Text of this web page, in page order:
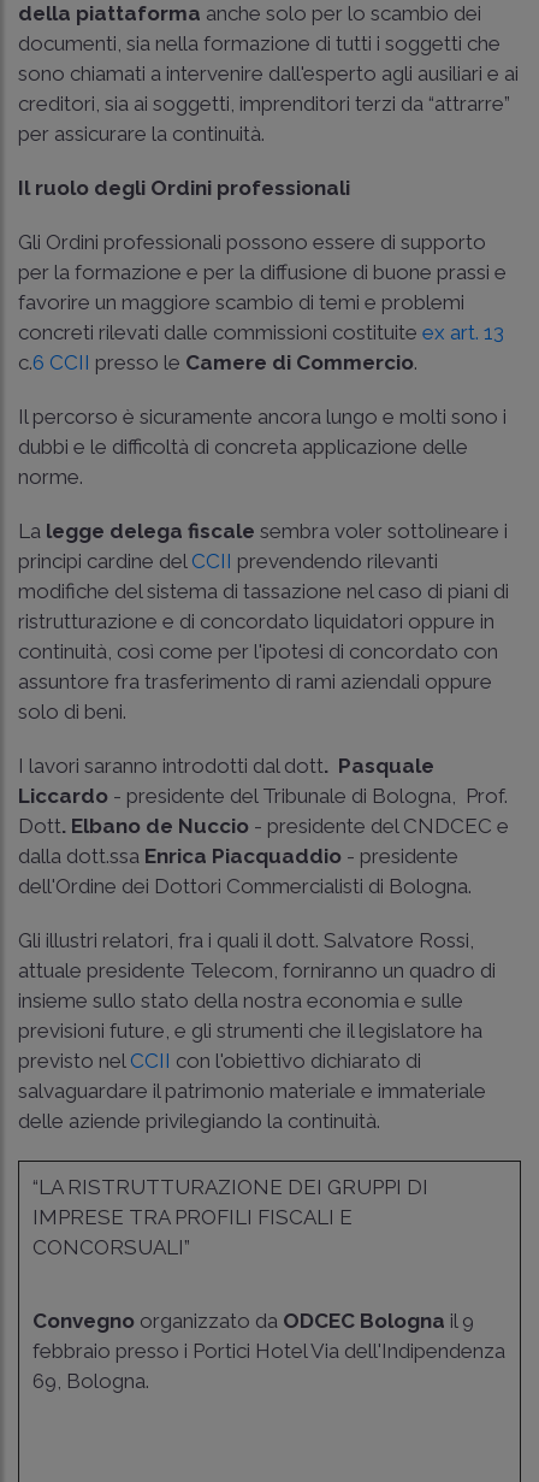
della piattaforma anche solo per lo scambio dei
documenti, sia nella formazione di tutti i soggetti che
sono chiamati a intervenire dall'esperto agli ausiliari e ai
creditori, sia ai soggetti, imprenditori terzi da “attrarre”
per assicurare la continuità.
Il ruolo degli Ordini professionali
Gli Ordini professionali possono essere di supporto
per la formazione e per la diffusione di buone prassi e
favorire un maggiore scambio di temi e problemi
concreti rilevati dalle commissioni costituite ex art. 13
c.6 CCII presso le Camere di Commercio.
Il percorso è sicuramente ancora lungo e molti sono i
dubbi e le difficoltà di concreta applicazione delle
norme.
La legge delega fiscale sembra voler sottolineare i
principi cardine del CCII prevendendo rilevanti
modifiche del sistema di tassazione nel caso di piani di
ristrutturazione e di concordato liquidatori oppure in
continuità, così come per l'ipotesi di concordato con
assuntore fra trasferimento di rami aziendali oppure
solo di beni.
I lavori saranno introdotti dal dott. Pasquale
Liccardo - presidente del Tribunale di Bologna, Prof.
Dott. Elbano de Nuccio - presidente del CNDCEC e
dalla dott.ssa Enrica Piacquaddio - presidente
dell'Ordine dei Dottori Commercialisti di Bologna.
Gli illustri relatori, fra i quali il dott. Salvatore Rossi,
attuale presidente Telecom, forniranno un quadro di
insieme sullo stato della nostra economia e sulle
previsioni future, e gli strumenti che il legislatore ha
previsto nel CCII con l'obiettivo dichiarato di
salvaguardare il patrimonio materiale e immateriale
delle aziende privilegiando la continuità.
“LA RISTRUTTURAZIONE DEI GRUPPI DI
IMPRESE TRA PROFILI FISCALI E
CONCORSUALI”
Convegno organizzato da ODCEC Bologna il 9
febbraio presso i Portici Hotel Via dell'Indipendenza
69, Bologna.